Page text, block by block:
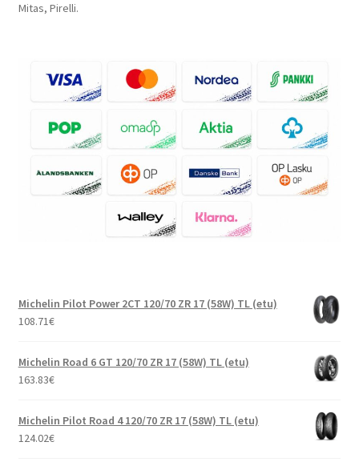
Mitas, Pirelli.
Michelin Pilot Power 2CT 120/70 ZR 17 (58W) TL (etu)
108.71€
Michelin Road 6 GT 120/70 ZR 17 (58W) TL (etu)
163.83€
Michelin Pilot Road 4 120/70 ZR 17 (58W) TL (etu)
124.02€